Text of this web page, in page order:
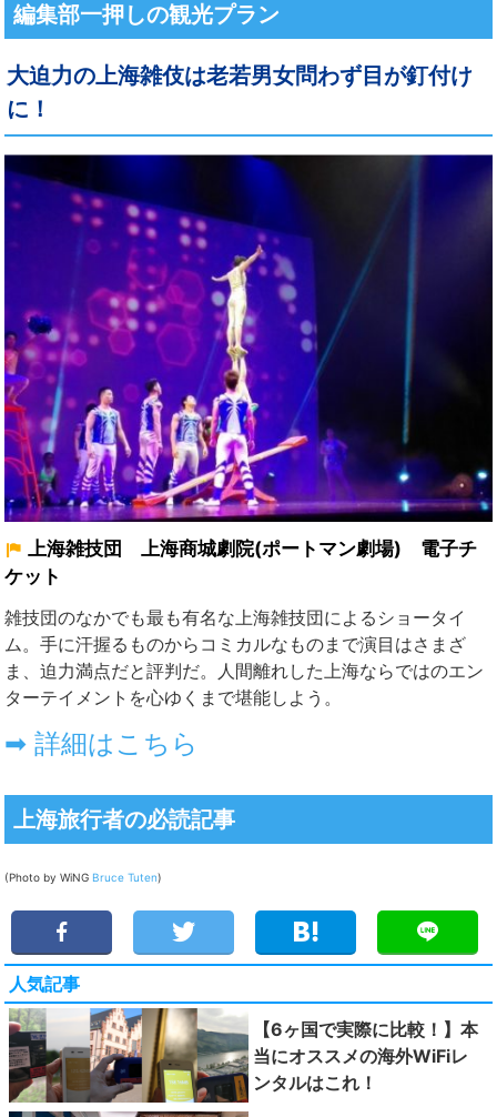
編集部一押しの観光プラン
大迫力の上海雑伎は老若男女問わず目が釘付け
に！
上海雑技団 上海商城劇院(ポートマン劇場) 電子チ
ケット
雑技団のなかでも最も有名な上海雑技団によるショータイ
ム。手に汗握るものからコミカルなものまで演目はさまざ
ま、迫力満点だと評判だ。人間離れした上海ならではのエン
ターテイメントを心ゆくまで堪能しよう。
➡ 詳細はこちら
上海旅行者の必読記事
(Photo by WiNG Bruce Tuten)
人気記事
【6ヶ国で実際に比較！】本
当にオススメの海外WiFiレ
ンタルはこれ！